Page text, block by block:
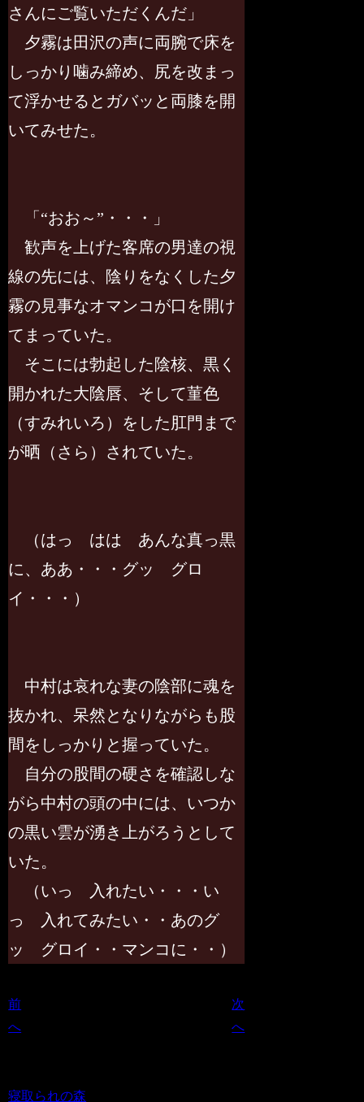
さんにご覧いただくんだ」
夕霧は田沢の声に両腕で床を
しっかり噛み締め、尻を改まっ
て浮かせるとガバッと両膝を開
いてみせた。
「“おお～”・・・」
歓声を上げた客席の男達の視
線の先には、陰りをなくした夕
霧の見事なオマンコが口を開け
てまっていた。
そこには勃起した陰核、黒く
開かれた大陰唇、そして菫色
（すみれいろ）をした肛門まで
が晒（さら）されていた。
（はっ はは あんな真っ黒
に、ああ・・・グッ グロ
イ・・・）
中村は哀れな妻の陰部に魂を
抜かれ、呆然となりながらも股
間をしっかりと握っていた。
自分の股間の硬さを確認しな
がら中村の頭の中には、いつか
の黒い雲が湧き上がろうとして
いた。
（いっ 入れたい・・・い
っ 入れてみたい・・あのグ
ッ グロイ・・マンコに・・）
前
へ
次
へ
寝取られの森